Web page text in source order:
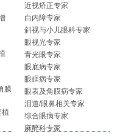
膜
近视矫正专家
白内障专家
斜视与小儿眼科专家
眼视光专家
青光眼专家
眼底病专家
眼眶病专家
眼表及角膜病专家
泪道/眼鼻相关专家
综合眼病专家
麻醉科专家